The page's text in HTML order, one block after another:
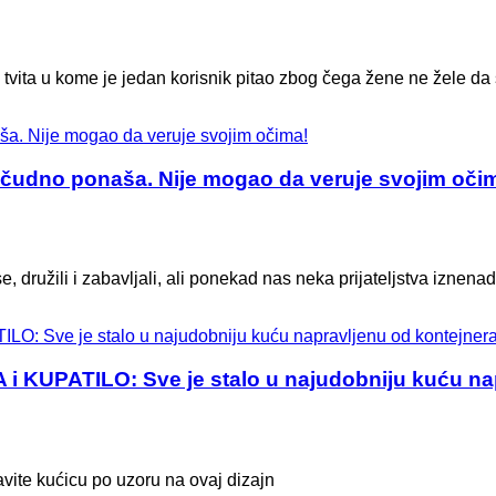
u kome je jedan korisnik pitao zbog čega žene ne žele da
ponaša. Nije mogao da veruje svojim
družili i zabavljali, ali ponekad nas neka prijateljstva
i KUPATILO: Sve je stalo u najudobniju kuću
kućicu po uzoru na ovaj dizajn